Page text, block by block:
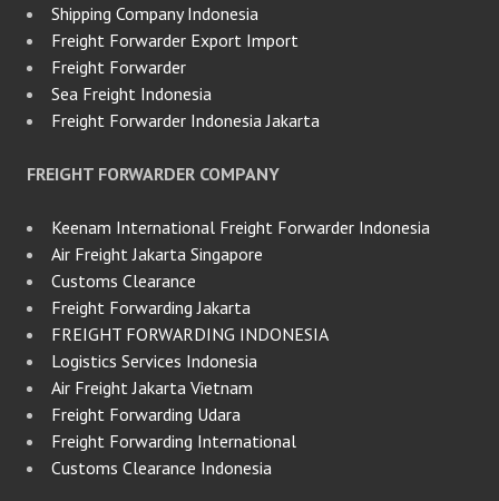
Shipping Company Indonesia
Freight Forwarder Export Import
Freight Forwarder
Sea Freight Indonesia
Freight Forwarder Indonesia Jakarta
FREIGHT FORWARDER COMPANY
Keenam International Freight Forwarder Indonesia
Air Freight Jakarta Singapore
Customs Clearance
Freight Forwarding Jakarta
FREIGHT FORWARDING INDONESIA
Logistics Services Indonesia
Air Freight Jakarta Vietnam
Freight Forwarding Udara
Freight Forwarding International
Customs Clearance Indonesia